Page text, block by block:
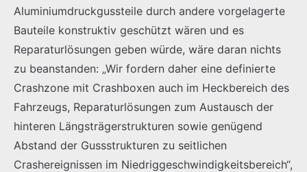
Aluminiumdruckgussteile durch andere vorgelagerte
Bauteile konstruktiv geschützt wären und es
Reparaturlösungen geben würde, wäre daran nichts
zu beanstanden: „Wir fordern daher eine definierte
Crashzone mit Crashboxen auch im Heckbereich des
Fahrzeugs, Reparaturlösungen zum Austausch der
hinteren Längsträgerstrukturen sowie genügend
Abstand der Gussstrukturen zu seitlichen
Crashereignissen im Niedriggeschwindigkeitsbereich“,